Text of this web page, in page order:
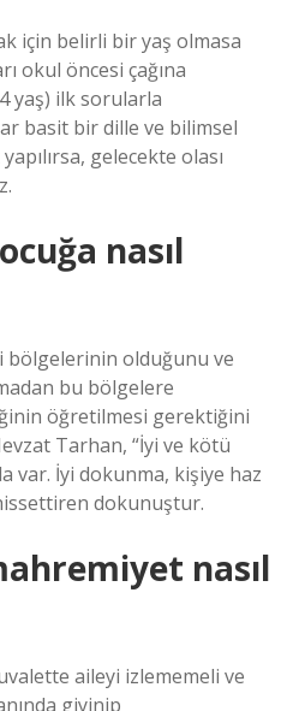
için belirli bir yaş olmasa
okul öncesi çağına
yaş) ilk sorularla
basit bir dille ve bilimsel
gelecekte olası
nasıl
bölgelerinin olduğunu ve
bu bölgelere
öğretilmesi gerektiğini
Tarhan, “İyi ve kötü
var. İyi dokunma, kişiye haz
dokunuştur.
nasıl
aileyi izlememeli ve
giyinip